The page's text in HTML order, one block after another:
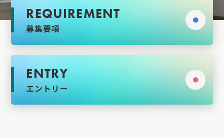
REQUIREMENT
募集要項
ENTRY
エントリー